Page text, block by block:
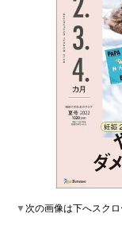
▼次の画像は下へスク